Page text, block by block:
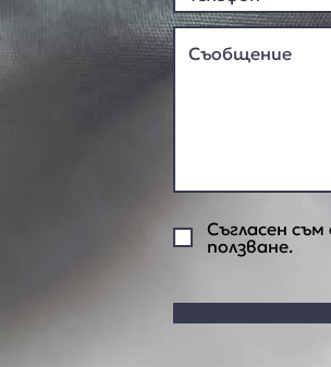
Съгласен съм
ползване.